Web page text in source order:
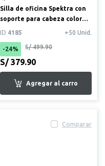
Silla de oficina Spektra con
soporte para cabeza color
negro (KW-M3013)
ID 4185 +50 Unid.
-24% S/ 499.90
S/ 379.90
Comparar